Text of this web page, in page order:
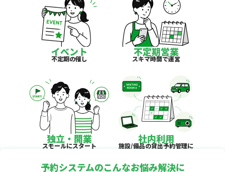
イベント
不定期の催し
不定期営業
スキマ時間で運営
独立・開業
スモールにスタート
社内利用
施設/備品の貸出予約管理に
予約システムのこんなお悩み解決に